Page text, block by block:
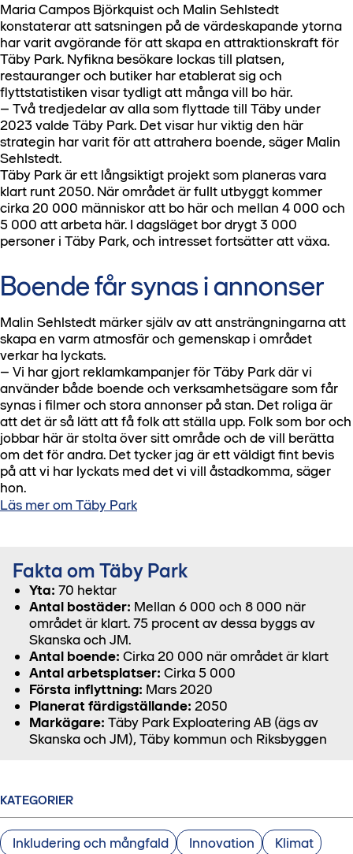
Maria Campos Björkquist och Malin Sehlstedt
konstaterar att satsningen på de värdeskapande ytorna
har varit avgörande för att skapa en attraktionskraft för
Täby Park. Nyfikna besökare lockas till platsen,
restauranger och butiker har etablerat sig och
flyttstatistiken visar tydligt att många vill bo här.
– Två tredjedelar av alla som flyttade till Täby under
2023 valde Täby Park. Det visar hur viktig den här
strategin har varit för att attrahera boende, säger Malin
Sehlstedt.
Täby Park är ett långsiktigt projekt som planeras vara
klart runt 2050. När området är fullt utbyggt kommer
cirka 20 000 människor att bo här och mellan 4 000 och
5 000 att arbeta här. I dagsläget bor drygt 3 000
personer i Täby Park, och intresset fortsätter att växa.
Boende får synas i annonser
Malin Sehlstedt märker själv av att ansträngningarna att
skapa en varm atmosfär och gemenskap i området
verkar ha lyckats.
– Vi har gjort reklamkampanjer för Täby Park där vi
använder både boende och verksamhetsägare som får
synas i filmer och stora annonser på stan. Det roliga är
att det är så lätt att få folk att ställa upp. Folk som bor och
jobbar här är stolta över sitt område och de vill berätta
om det för andra. Det tycker jag är ett väldigt fint bevis
på att vi har lyckats med det vi vill åstadkomma, säger
hon.
Läs mer om Täby Park
Fakta om Täby Park
Yta: 70 hektar
Antal bostäder: Mellan 6 000 och 8 000 när
området är klart. 75 procent av dessa byggs av
Skanska och JM.
Antal boende: Cirka 20 000 när området är klart
Antal arbetsplatser: Cirka 5 000
Första inflyttning: Mars 2020
Planerat färdigställande: 2050
Markägare: Täby Park Exploatering AB (ägs av
Skanska och JM), Täby kommun och Riksbyggen
KATEGORIER
Inkludering och mångfald Innovation
Klimat